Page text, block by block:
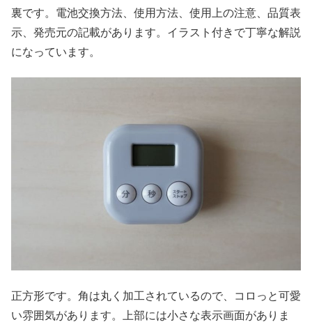
裏です。電池交換方法、使用方法、使用上の注意、品質表
示、発売元の記載があります。イラスト付きで丁寧な解説
になっています。
正方形です。角は丸く加工されているので、コロっと可愛
い雰囲気があります。上部には小さな表示画面がありま